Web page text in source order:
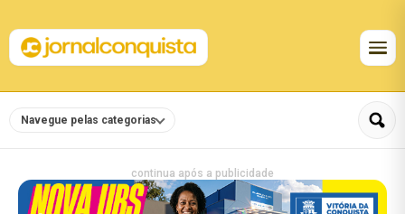
Navegue pelas categorias
continua após a publicidade